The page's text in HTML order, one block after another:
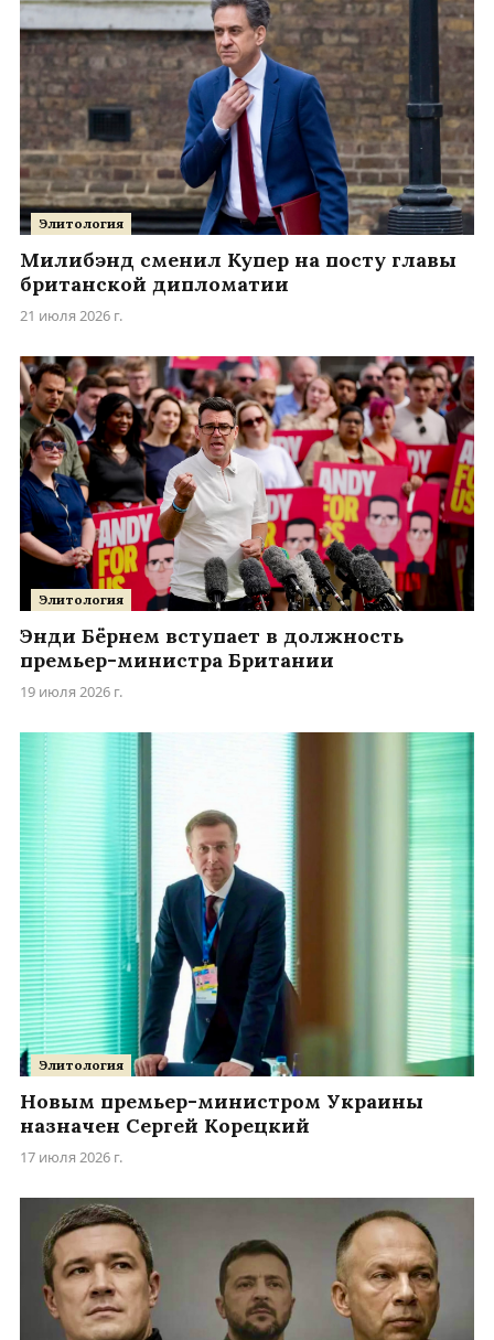
Элитология
Милибэнд сменил Купер на посту главы
британской дипломатии
21 июля 2026 г.
Элитология
Энди Бёрнем вступает в должность
премьер-министра Британии
19 июля 2026 г.
Элитология
Новым премьер-министром Украины
назначен Сергей Корецкий
17 июля 2026 г.